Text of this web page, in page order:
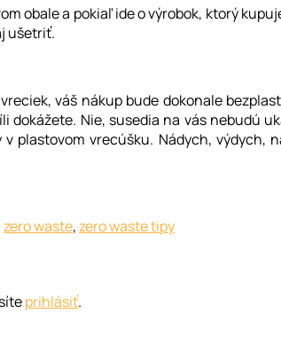
obale a pokiaľ ide o výrobok, ktorý
ušetriť.
váš nákup bude dokonale
dokážete. Nie, susedia na vás nebudú
plastovom vrecúšku. Nádych,
zero waste,zero waste tipy
prihlásiť.